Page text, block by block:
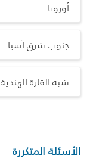
أوروبا
جنوب شرق آسيا
شبه القارة الهندية
الأسئلة المتكررة